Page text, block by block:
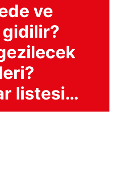
ve
gidilir?
listesi…